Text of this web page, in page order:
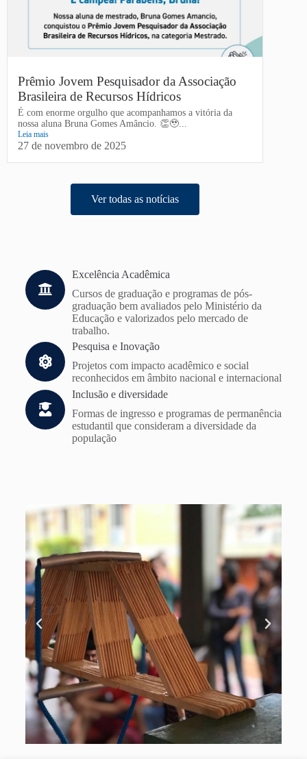
Prêmio Jovem Pesquisador da Associação
Brasileira de Recursos Hídricos
É com enorme orgulho que acompanhamos a vitória da
nossa aluna Bruna Gomes Amâncio. 👏🥹...
Leia mais
27 de novembro de 2025
Ver todas as notícias
Excelência Acadêmica
Cursos de graduação e programas de pós-
graduação bem avaliados pelo Ministério da
Educação e valorizados pelo mercado de
trabalho.
Pesquisa e Inovação
Projetos com impacto acadêmico e social
reconhecidos em âmbito nacional e internacional
Inclusão e diversidade
Formas de ingresso e programas de permanência
estudantil que consideram a diversidade da
população